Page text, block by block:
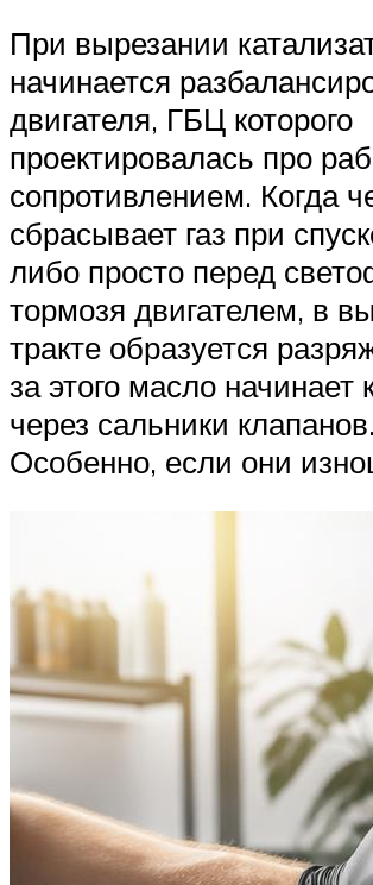
При вырезании
начинается
двигателя, ГБЦ которого
проектировалась про
сопротивлением. Когда
сбрасывает газ при
либо просто перед
тормозя двигателем, в
тракте образуется
за этого масло начинает
через сальники клапанов.
Особенно, если они